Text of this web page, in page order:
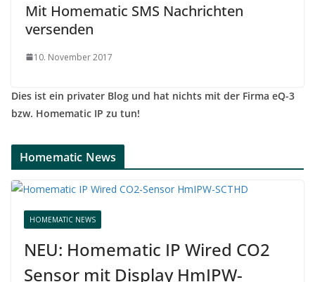
Mit Homematic SMS Nachrichten
versenden
10. November 2017
Dies ist ein privater Blog und hat nichts mit der Firma eQ-3
bzw. Homematic IP zu tun!
Homematic News
HOMEMATIC NEWS
NEU: Homematic IP Wired CO2
Sensor mit Display HmIPW-